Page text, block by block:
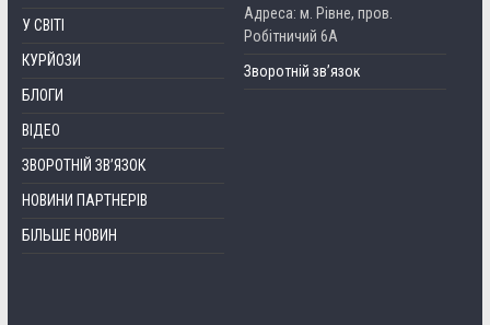
У СВІТІ
КУРЙОЗИ
БЛОГИ
ВІДЕО
ЗВОРОТНІЙ ЗВ’ЯЗОК
НОВИНИ ПАРТНЕРІВ
БІЛЬШЕ НОВИН
Адреса: м. Рівне, пров.
Робітничий 6А
Зворотній зв’язок